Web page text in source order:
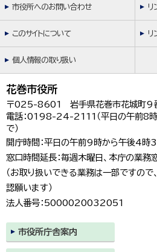
市役所へのお問い合わせ リ
このサイトについて リ
個人情報の取り扱い
花巻市役所
〒025-8601 岩手県花巻市花城町9
電話：0198-24-2111（平日の午前8
で）
開庁時間：平日の午前9時から午後4時
窓口時間延長：毎週木曜日、本庁の業
（お取り扱いできる業務は一部ですので
認願います）
法人番号：5000020032051
市役所庁舎案内